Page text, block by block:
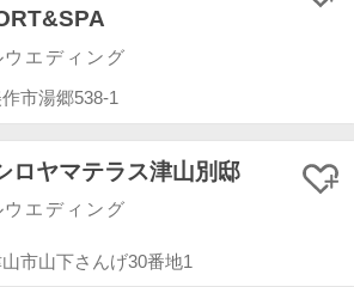
ウエディング
市湯郷538-1
ロヤマテラス津山別邸
ウエディング
市山下さんげ30番地1